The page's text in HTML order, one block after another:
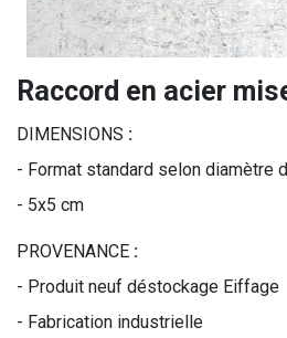
Raccord en acier
DIMENSIONS :
- Format standard selon diamètre
- 5x5 cm
PROVENANCE :
- Produit neuf déstockage Eiffage
- Fabrication industrielle